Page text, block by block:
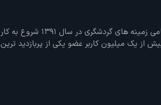
وب سایت لحظه آخر با هدف ایجاد بانکی جامع در تمامی زمینه های گردشگری در سال 1391 شروع به کار
با بیش از یک میلیون کاربر عضو یکی از پربازدید ترین